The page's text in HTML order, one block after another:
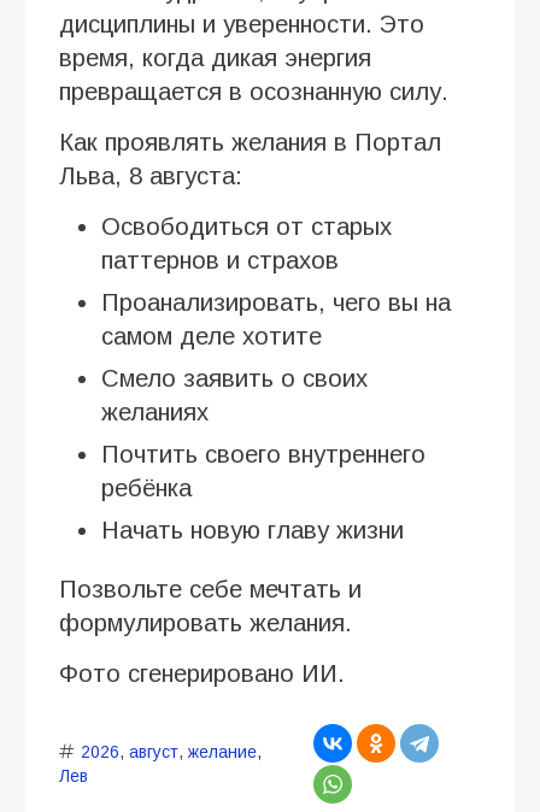
дисциплины и уверенности. Это
время, когда дикая энергия
превращается в осознанную силу.
Как проявлять желания в Портал
Льва, 8 августа:
Освободиться от старых
паттернов и страхов
Проанализировать, чего вы на
самом деле хотите
Смело заявить о своих
желаниях
Почтить своего внутреннего
ребёнка
Начать новую главу жизни
Позвольте себе мечтать и
формулировать желания.
Фото сгенерировано ИИ.
2026, август, желание,
Лев